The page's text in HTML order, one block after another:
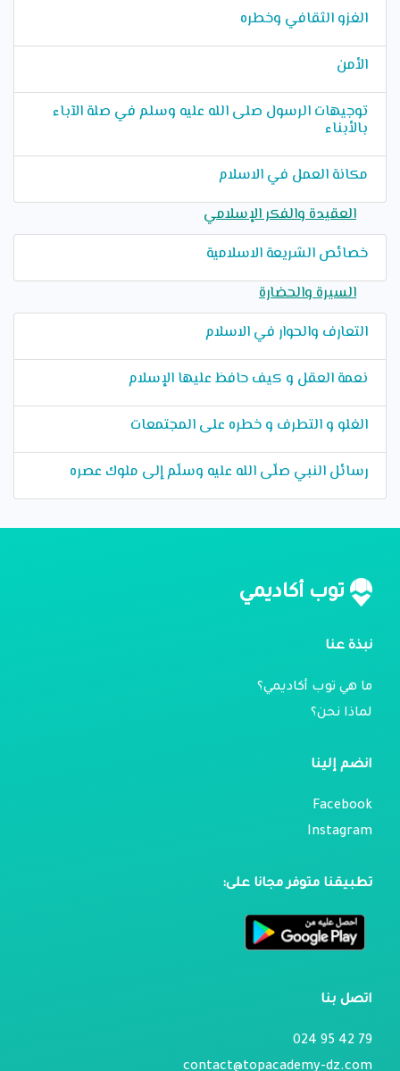
الغزو الثقافي وخطره
الأمن
توجيهات الرسول صلى الله عليه وسلم في صلة الآباء
بالأبناء
مكانة العمل في الاسلام
العقيدة والفكر الإسلامي
خصائص الشريعة الاسلامية
السيرة والحضارة
التعارف والحوار في الاسلام
نعمة العقل و كيف حافظ عليها الإسلام
الغلو و التطرف و خطره على المجتمعات
رسائل النبي صلّى الله عليه وسلّم إلى ملوك عصره
توب أكاديمي
نبذة عنا
ما هي توب أكاديمي؟
لماذا نحن؟
انضم إلينا
Facebook
Instagram
تطبيقنا متوفر مجانا على:
اتصل بنا
79 42 95 024
contact@topacademy-dz.com